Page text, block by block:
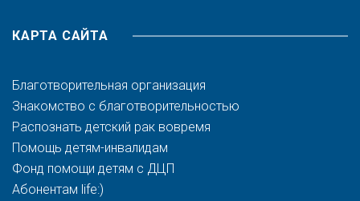
КАРТА САЙТА
Благотворительная организация
Знакомство с благотворительностью
Распознать детский рак вовремя
Помощь детям-инвалидам
Фонд помощи детям с ДЦП
Абонентам life:)